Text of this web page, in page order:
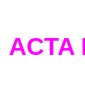
ACTA